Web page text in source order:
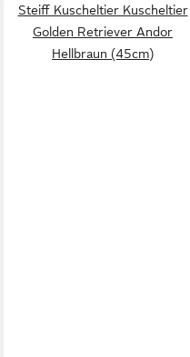
Steiff Kuscheltier Kuscheltier
Golden Retriever Andor
Hellbraun (45cm)